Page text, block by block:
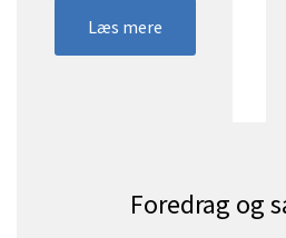
Læs mere
Foredrag og